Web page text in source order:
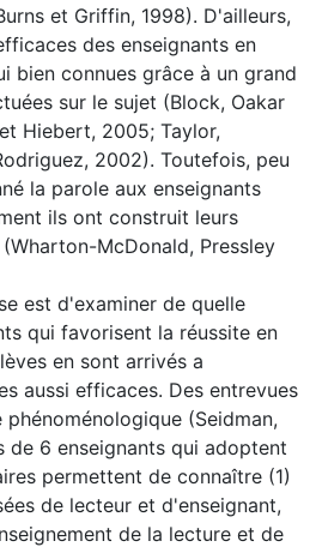
et Griffin, 1998). D'ailleurs,
des enseignants en
bien connues grâce à un grand
sur le sujet (Block, Oakar
Hiebert, 2005; Taylor,
2002). Toutefois, peu
la parole aux enseignants
ils ont construit leurs
McDonald, Pressley
est d'examiner de quelle
qui favorisent la réussite en
en sont arrivés a
aussi efficaces. Des entrevues
(Seidman,
de 6 enseignants qui adoptent
permettent de connaître (1)
de lecteur et d'enseignant,
de la lecture et de